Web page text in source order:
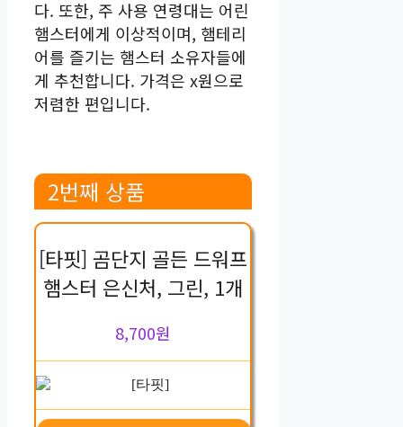
다. 또한, 주 사용 연령대는 어린
햄스터에게 이상적이며, 햄테리
어를 즐기는 햄스터 소유자들에
게 추천합니다. 가격은 x원으로
저렴한 편입니다.
2번째 상품
[타핏] 곰단지 골든 드워프
햄스터 은신처, 그린, 1개
8,700원